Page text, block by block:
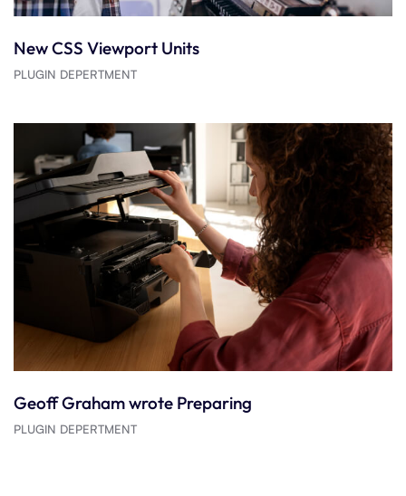
New CSS Viewport Units
PLUGIN DEPERTMENT
Geoff Graham wrote Preparing
PLUGIN DEPERTMENT